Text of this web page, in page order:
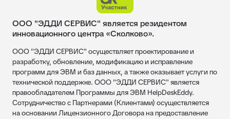
ООО "ЭДДИ СЕРВИС" является резидентом
инновационного центра «Сколково».
ООО "ЭДДИ СЕРВИС" осуществляет проектирование и
разработку, обновление, модификацию и исправление
программ для ЭВМ и баз данных, а также оказывает услуги по
технической поддержке. ООО "ЭДДИ СЕРВИС" является
правообладателем Программы для ЭВМ HelpDeskEddy.
Сотрудничество с Партнерами (Клиентами) осуществляется
на основании Лицензионного Договора на предоставление